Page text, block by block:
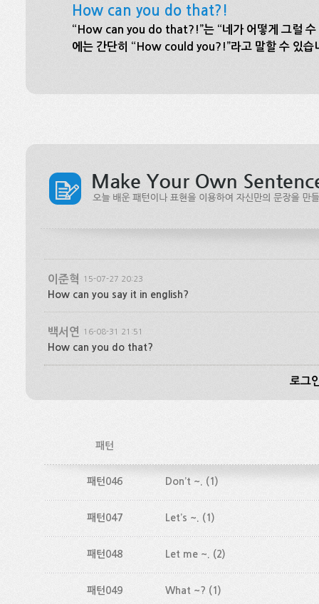
How can you do that?!
“How can you do that?!”는 “네가 어떻게 그럴 수
에는 간단히 “How could you?!”라고 말할 수 있습
이준혁 15-07-27 20:23
How can you say it in english?
백서연 16-08-31 21:51
How can you do that?
로그
패턴
패턴046 Don’t ~. (1)
패턴047 Let’s ~. (1)
패턴048 Let me ~. (2)
패턴049 What ~? (1)